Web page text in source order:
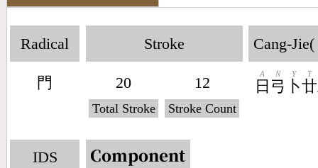
Radical
門
Stroke
20
Total Stroke
12
Stroke Count
Cang-Jie(
日
A
弓
N
卜
Y
廿
T
IDS Component